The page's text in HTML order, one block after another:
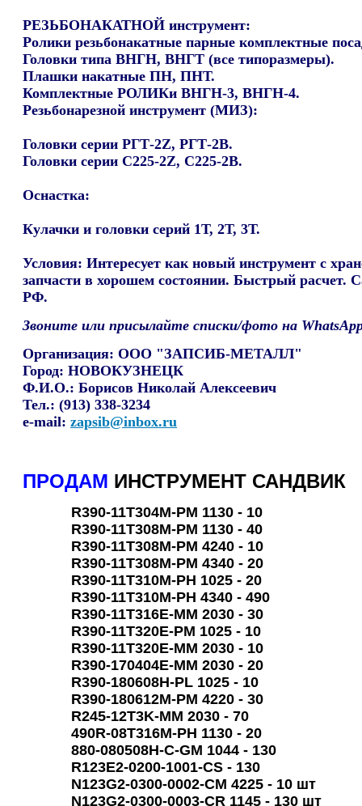
РЕЗЬБОНАКАТНОЙ инструмент:
Ролики резьбонакатные парные комплектные
Головки типа ВНГН, ВНГТ (все типоразмеры).
Плашки накатные ПН, ПНТ.
Комплектные РОЛИКи ВНГН-3, ВНГН-4.
Резьбонарезной инструмент (МИЗ):
Головки серии РГТ-2Z, РГТ-2В.
Головки серии С225-2Z, С225-2В.
Оснастка:
Кулачки и головки серий 1Т, 2Т, 3Т.
Условия: Интересует как новый инструмент с
запчасти в хорошем состоянии. Быстрый расчет.
РФ.
Звоните или присылайте списки/фото на
Организация: ООО "ЗАПСИБ-МЕТАЛЛ"
Город: НОВОКУЗНЕЦК
Ф.И.О.: Борисов Николай Алексеевич
Тел.: (913) 338-3234
e-mail: zapsib@inbox.ru
ПРОДАМ ИНСТРУМЕНТ САНДВИК
R390-11T304M-PM 1130 - 10
R390-11T308M-PM 1130 - 40
R390-11T308M-PM 4240 - 10
R390-11T308M-PM 4340 - 20
R390-11T310M-PH 1025 - 20
R390-11T310M-PH 4340 - 490
R390-11T316E-MM 2030 - 30
R390-11T320E-PM 1025 - 10
R390-11T320E-MM 2030 - 10
R390-170404E-MM 2030 - 20
R390-180608H-PL 1025 - 10
R390-180612M-PM 4220 - 30
R245-12T3K-MM 2030 - 70
490R-08T316M-PH 1130 - 20
880-080508H-C-GM 1044 - 130
R123E2-0200-1001-CS - 130
N123G2-0300-0002-CM 4225 - 10 шт
N123G2-0300-0003-CR 1145 - 130 шт